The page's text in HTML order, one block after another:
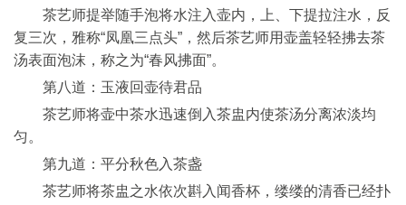
茶艺师提举随手泡将水注入壶内，上、下提拉注水，反
复三次，雅称“凤凰三点头”，然后茶艺师用壶盖轻轻拂去茶
汤表面泡沫，称之为“春风拂面”。
第八道：玉液回壶待君品
茶艺师将壶中茶水迅速倒入茶盅内使茶汤分离浓淡均
匀。
第九道：平分秋色入茶盏
茶艺师将茶盅之水依次斟入闻香杯，缕缕的清香已经扑